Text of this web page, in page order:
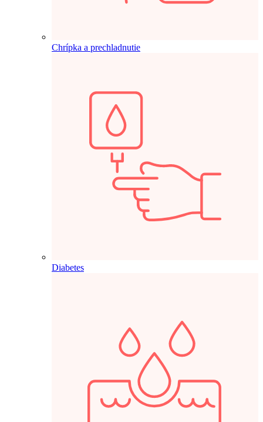
Chrípka a prechladnutie
Diabetes